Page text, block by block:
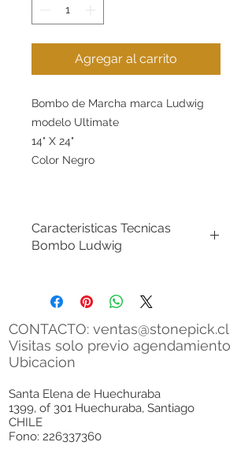
Agregar al carrito
Bombo de Marcha marca Ludwig
modelo Ultimate
14" X 24"
Color Negro
Caracteristicas Tecnicas
Bombo Ludwig
rediseñada incluye un perfil más
pequeño y una reducción del 60%
en el peso.
Salidas de aire
respiraderos de aire situados con
sonido.
Cáscara
CONTACTO: ventas@stonepick.cl
Visitas solo previo agendamiento
Ubicacion
Santa Elena de Huechuraba
1399, of 301 Huechuraba, Santiago
CHILE
Fono: 226337360